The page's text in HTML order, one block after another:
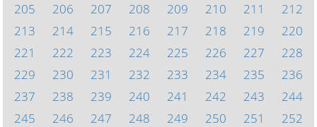
205
206 207 208 209 210 211
212
213
214 215 216 217 218 219
220
221
222 223 224 225 226 227
228
229
230 231 232 233 234 235
236
237
238 239 240 241 242 243
244
245
246 247 248 249 250 251
252